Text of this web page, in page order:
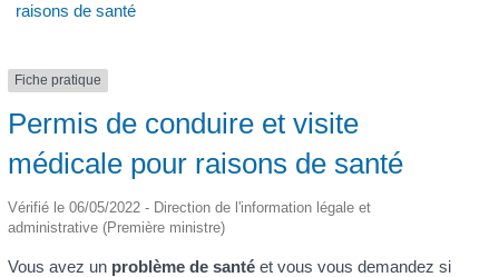
raisons de santé
Fiche pratique
Permis de conduire et visite
médicale pour raisons de santé
Vérifié le 06/05/2022 - Direction de l'information légale et
administrative (Première ministre)
Vous avez un problème de santé et vous vous demandez si